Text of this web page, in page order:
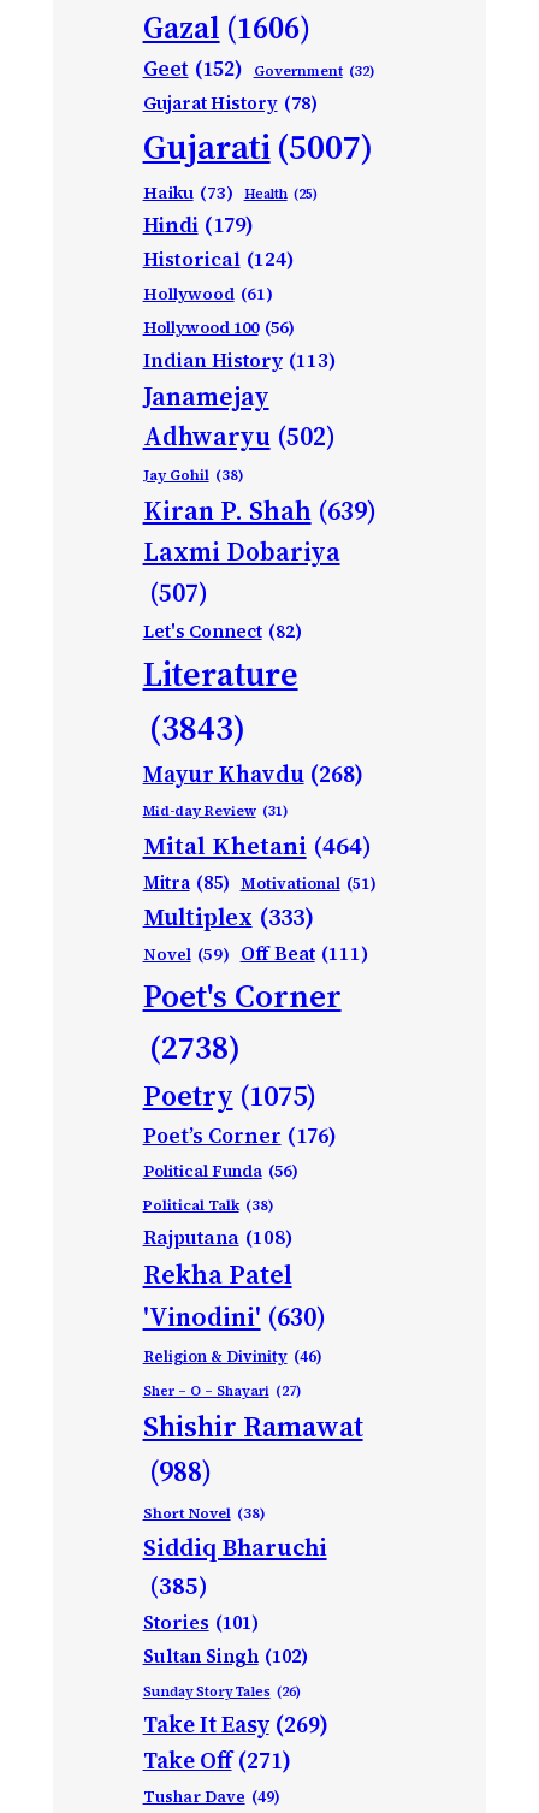
Gazal (1606)
Geet (152) Government (32)
Gujarat History (78)
Gujarati(5007)
Haiku (73) Health (25)
Hindi (179)
Historical (124)
Hollywood (61)
Hollywood 100 (56)
Indian History (113)
Janamejay
Adhwaryu (502)
Jay Gohil (38)
Kiran P. Shah (639)
Laxmi Dobariya
(507)
Let's Connect (82)
Literature
(3843)
Mayur Khavdu (268)
Mid-day Review (31)
Mital Khetani (464)
Mitra (85) Motivational (51)
Multiplex (333)
Novel (59) Off Beat (111)
Poet's Corner
(2738)
Poetry (1075)
Poet’s Corner (176)
Political Funda (56)
Political Talk (38)
Rajputana (108)
Rekha Patel
'Vinodini' (630)
Religion & Divinity (46)
Sher – O – Shayari (27)
Shishir Ramawat
(988)
Short Novel (38)
Siddiq Bharuchi
(385)
Stories (101)
Sultan Singh (102)
Sunday Story Tales (26)
Take It Easy (269)
Take Off (271)
Tushar Dave (49)